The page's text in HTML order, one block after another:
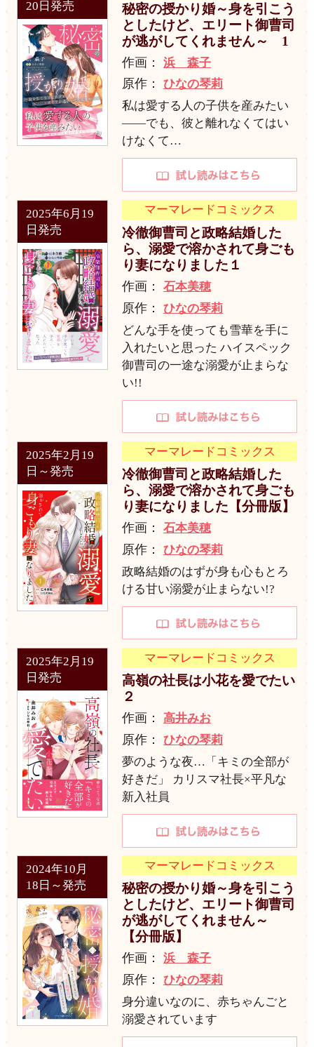
20日発売
秘密の授かり婚～身を引こう
としたけど、エリート御曹司
が逃がしてくれません～ 1
作画： 浜 森子
原作： ひなの琴莉
私は愛する人の子供を産みたい
――でも、彼と離れなくてはい
けなくて…
2025年6月19
日発売
マーマレードコミックス
冷徹御曹司と政略結婚した
ら、溺愛で溶かされて身ごも
り妻になりました１
作画： 石本美穂
原作： ひなの琴莉
どんな手を使っても雪華を手に
入れたいと思った ハイスペック
御曹司の一途な溺愛が止まらな
い!!
2025年2月19
日～発売
マーマレードコミックス
冷徹御曹司と政略結婚した
ら、溺愛で溶かされて身ごも
り妻になりました【分冊版】
作画： 石本美穂
原作： ひなの琴莉
政略結婚のはずが身も心もとろ
ける甘い溺愛が止まらない!?
2025年2月19
日発売
マーマレードコミックス
高嶺の社長は小花を愛でたい
２
作画： 高井みお
原作： ひなの琴莉
夢のような夜…「キミの全部が
好きだ」 カリスマ社長×平凡な
新入社員
2024年10月
18日～発売
マーマレードコミックス
秘密の授かり婚～身を引こう
としたけど、エリート御曹司
が逃がしてくれません～
【分冊版】
作画： 浜 森子
原作： ひなの琴莉
身分違いなのに、赤ちゃんごと
溺愛されています